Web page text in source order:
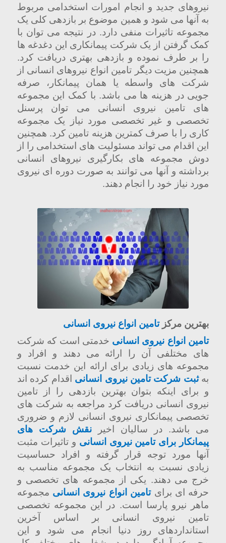
نیروهای جدید و انجام امورات استخدامی مربوط
به آنها می شود و همین موضوع بر بازدهی کلی یک
مجموعه تاثیرات منفی دارد. در نتیجه می توان با
کمک گرفتن از یک شرکت پیمانکاری این دغدغه ها
را بر طرف نموده و بازدهی بهتری دریافت کرد.
همچنین مزیت دیگر تامین انواع نیروهای انسانی از
شرکت های واسطه یا همان پیمانکار، صرفه
جویی در هزینه ها می باشد. با کمک این مجموعه
های تامین نیروی انسانی می توان پرسنل
تخصصی و غیر تخصصی مورد نیاز یک مجموعه
کاری را با صرف کمترین هزینه تامین کرد. همچنین
این اقدام می تواند مسئولیت های استخدامی را از
دوش مجموعه های بکارگیری نیروهای انسانی
برداشته و آنها می توانند به صورت دوره ای نیروی
مورد نیاز خود را انجام دهند.
بهترین مرکزتامین انواع نیروی انسانی
تامین انواع نیروی انسانی خدمتی است که شرکت
های مختلفی آن را ارائه می دهند و افراد و
مجموعه های زیادی برای ارائه این خدمت نسبت
بهثبت شرکت تامین نیروی انسانی اقدام کرده اند
و برای اینکه بتوان بهترین بازدهی را از تامین
نیروی انسانی دریافت کرد مراجعه به شرکت های
تخصصی پیمانکاری نیروی انسانی لازم و ضروری
می باشد. در سالیان اخیرنقش شرکت های
پیمانکار برای تامین نیروی انسانی و تاثیرات مثبت
آنها مورد توجه قرار گرفته و افراد حساسیت
زیادی نسبت به انتخاب یک مجموعه مناسب به
خرج می دهند. یکی از مجموعه های تخصصی و
حرفه ای برایتامین انواع نیروی انسانی مجموعه
ماهر نیرو پارسا است. در این مجموعه تخصصی
تامین نیروی انسانی بر اساس آخرین
استانداردهای روز دنیا انجام می شود و این